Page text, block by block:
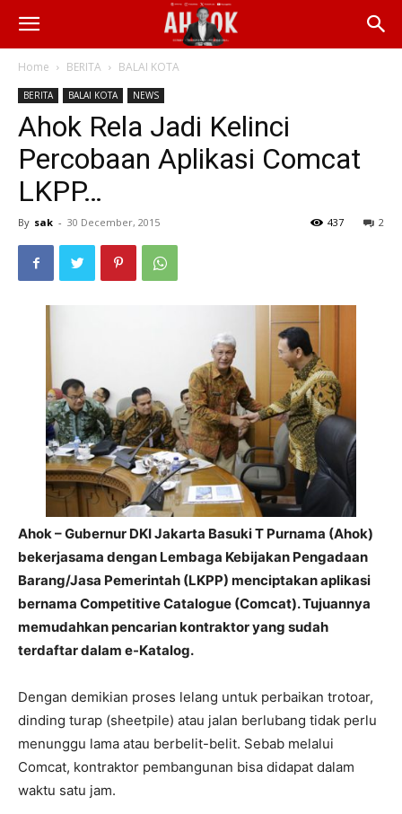
Home BERITA BALAI KOTA
BERITA BALAI KOTA NEWS
Ahok Rela Jadi Kelinci
Percobaan Aplikasi Comcat
LKPP…
By sak - 30 December, 2015 2
437
Ahok – Gubernur DKI Jakarta Basuki T Purnama (Ahok)
bekerjasama dengan Lembaga Kebijakan Pengadaan
Barang/Jasa Pemerintah (LKPP) menciptakan aplikasi
bernama Competitive Catalogue (Comcat). Tujuannya
memudahkan pencarian kontraktor yang sudah
terdaftar dalam e-Katalog.
Dengan demikian proses lelang untuk perbaikan trotoar,
dinding turap (sheetpile) atau jalan berlubang tidak perlu
menunggu lama atau berbelit-belit. Sebab melalui
Comcat, kontraktor pembangunan bisa didapat dalam
waktu satu jam.